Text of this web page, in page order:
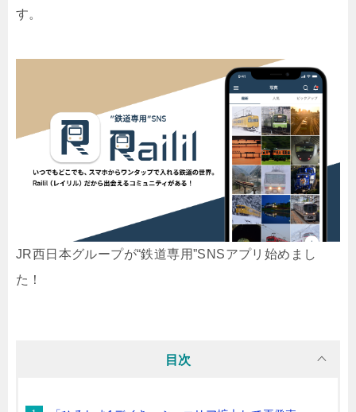
す。
JR西日本グループが“鉄道専用”SNSアプリ始めまし
た！
目次